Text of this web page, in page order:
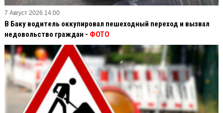
7 Август 2026 14:00
В Баку водитель оккупировал пешеходный переход и вызвал
недовольство граждан - ФОТО